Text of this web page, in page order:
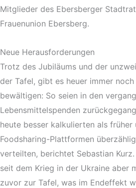
Mitglieder des Ebersberger
Frauenunion Ebersberg.
Neue Herausforderungen
Trotz des Jubiläums und der
der Tafel, gibt es heuer immer
bewältigen: So seien in den
Lebensmittelspenden
heute besser kalkulierten als früher
Foodsharing-Plattformen
verteilten, berichtet Sebastian
seit dem Krieg in der Ukraine aber
zuvor zur Tafel, was im Endeffekt